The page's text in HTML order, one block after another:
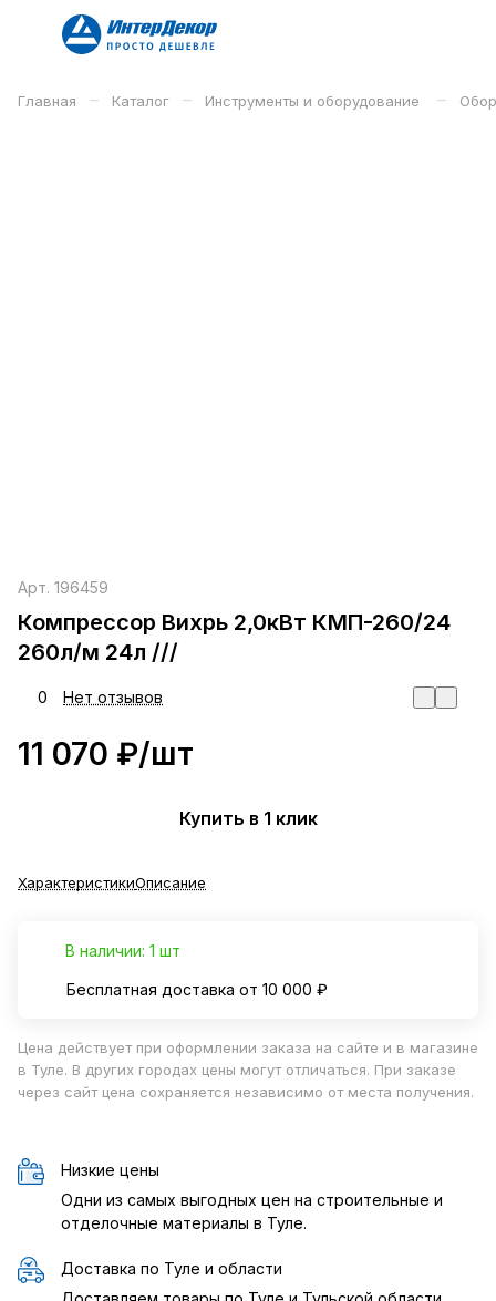
Главная – Каталог – Инструменты и оборудование –
Арт. 196459
Компрессор Вихрь 2,0кВт КМП-260/24
260л/м 24л ///
0 Нет отзывов
11 070 ₽/шт
Купить в 1 клик
ХарактеристикиОписание
В наличии: 1 шт
Бесплатная доставка от 10 000 ₽
Цена действует при оформлении заказа на сайте и в магазине
в Туле. В других городах цены могут отличаться. При заказе
через сайт цена сохраняется независимо от места получения.
Низкие цены
Одни из самых выгодных цен на строительные и
отделочные материалы в Туле.
Доставка по Туле и области